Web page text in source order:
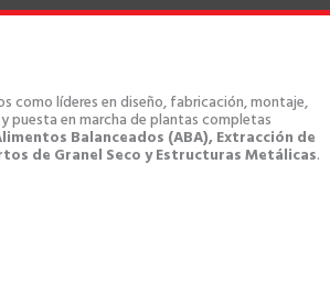
como líderes en diseño, fabricación, montaje,
puesta en marcha de plantas completas
Balanceados (ABA), Extracción de
de Granel Seco y Estructuras Metálicas.